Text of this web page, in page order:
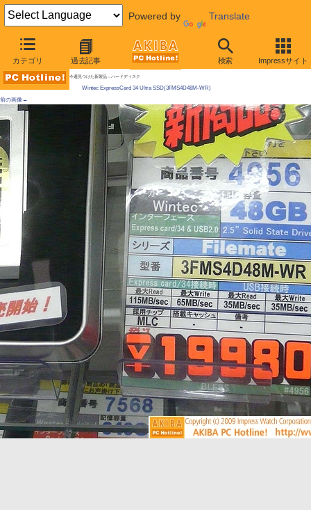
Powered by Translate
カテゴリ 過去記事 検索 Impressサイト
AKIBA PC Hotline! 2009年5月23日号
ExpressCard/34対応の高速SSDが登場、リード100MB/s超
今週見つけた新製品：ハードディスク
Wintec ExpressCard 34 Ultra SSD(3FMS4D48M-WR)
前の画像←